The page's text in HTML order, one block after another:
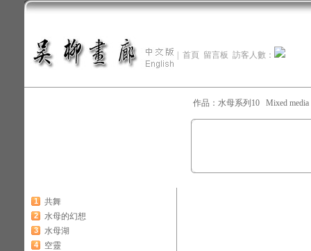
首頁 留言板 訪客人數：
1 共舞
2 水母的幻想
3 水母湖
4 空靈
作品：水母系列10 Mixed